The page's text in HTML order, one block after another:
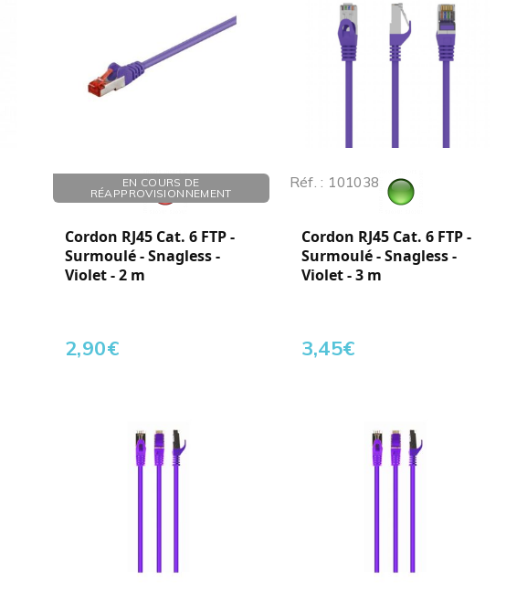
EN COURS DE
RÉAPPROVISIONNEMENT
Réf. : 101028
Cordon RJ45 Cat. 6 FTP -
Surmoulé - Snagless -
Violet - 2 m
2,90€
Réf. : 101038
Cordon RJ45 Cat. 6 FTP -
Surmoulé - Snagless -
Violet - 3 m
3,45€